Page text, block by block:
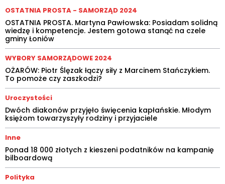
OSTATNIA PROSTA - SAMORZĄD 2024
OSTATNIA PROSTA. Martyna Pawłowska: Posiadam solidną
wiedzę i kompetencje. Jestem gotowa stanąć na czele
gminy Łoniów
WYBORY SAMORZĄDOWE 2024
OŻARÓW: Piotr Ślęzak łączy siły z Marcinem Stańczykiem.
To pomoże czy zaszkodzi?
Uroczystości
Dwóch diakonów przyjęło święcenia kapłańskie. Młodym
księżom towarzyszyły rodziny i przyjaciele
Inne
Ponad 18 000 złotych z kieszeni podatników na kampanię
bilboardową
Polityka